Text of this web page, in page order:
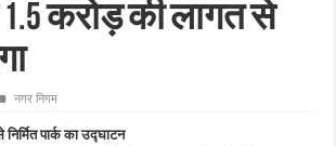
1.5 करोड़ की लागत से
नगर निगम
पार्क का उद्घाटन